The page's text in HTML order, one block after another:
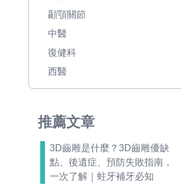
顳顎關節
中醫
復健科
西醫
推薦文章
3D齒雕是什麼？3D齒雕優缺
點、後遺症、預防失敗指南，
一次了解｜蛀牙補牙必知